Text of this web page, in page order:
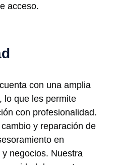
acceso.
con una amplia
lo que les permite
con profesionalidad.
y reparación de
en
negocios. Nuestra